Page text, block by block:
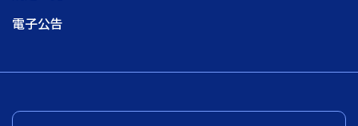
電子公告